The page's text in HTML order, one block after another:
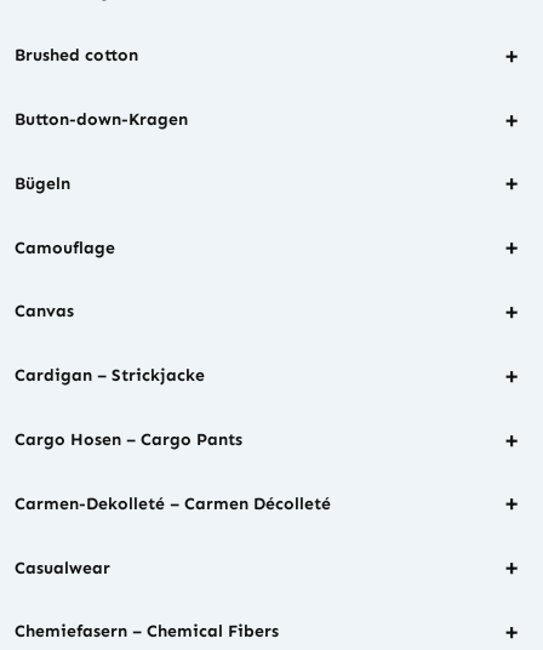
Brushed cotton +
Button-down-Kragen +
Bügeln +
Camouflage +
Canvas +
Cardigan – Strickjacke +
Cargo Hosen – Cargo Pants +
Carmen-Dekolleté – Carmen Décolleté +
Casualwear +
Chemiefasern – Chemical Fibers +